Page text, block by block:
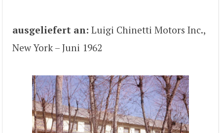
ausgeliefert an: Luigi Chinetti Motors Inc.,
New York – Juni 1962